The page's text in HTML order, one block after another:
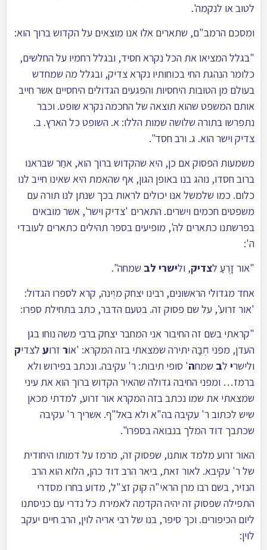
לטוב או לנקמה'.
ומסכם הרמב"ם, שתארים אלו אנו מוצאים על הקדוש ברוך הוא:
"בגלל המציאוֺ את הכל נקרא חסיד, ובגלל רחמיו על החלשים,
כלומר הנהגת החי בכוחותיו נקרא צדיק, ובגלל מה שמחדש
בעולם מן הטובות היחסיות והפגעים הגדולים היחסיים אשר חייב
אותם המשפט שהוא תוצאה של החכמה נקרא שופט. וכבר
נתפרשו בתורה שלושה שמות הללו: א. השופט כל הארץ. ב.
צדיק וישר הוא. ג. ורב חסד".
משמעות הפסוק אם כן, היא שהקדוש ברוך הוא, אחַר שבראנו
ברוב חסדו, נוהג בנו באופן הגון, אף שהאמת היא שאינו חייב לנו
כלום. כמו שלמשל אנו יכולים לראות בכך שנתן לנו תורה עם
משפטים חכמים וישרים. התארים 'צדיק וישר', אשר מובאים
בפרשתנו כתארים לה', מופיעים בספר תהילים כתארים לעובדי
ה':
"אור זָרֻעַ לצדיק, ולישרי לב שמחה".
אחד מגדולי הראשונים, רבינו יצחק מוינה, קרא לספרו הגדול:
'אור זרוע', על שם פסוק זה. בטעם הדבר, כתב בתחילת ספרו:
"קראתי בשם זה החיבור אני המחבר יצחק ברבי משה נוחו בגן
העדן, מפני חבָּה יתירה שמצאתי בזה המקרא: 'אור זרוע לצדיק
ולישרי לב שמחה' סופי תיבות: ר' עקיבה. ונכתב בפירוש ולא
ברמז… ומפני החיבה גדולה שהאיר הקדוש ברוך הוא את עיני
שמצאתי את שמו נכתב בזה המקרא אור זרוע, למדתי מכאן
שיש לכתוב ר' עקיבה בה"א ולא באל"ף. אשריך ר' עקיבה
שכתבך דוד המלך בנבואה בספרו".
האור זרוע מלמד אותנו, שפסוק זה, מרמז על דמותו היחודית
של ר' עקיבא. לאור זאת, ביאר הרב דוד כהן, הלוא הוא הרב
הנזיר, בשם רבו מרן הראי"ה קוק זצ"ל, מדוע בחרו מסדרי
התפילה שפסוק זה יהיה הקדמה לאמירת כל נדרי עם כניסתנו
ליום הכיפורים. וכך סיפר, בנו של רבי אריה לוין, הרב חיים יעקב
לוין: